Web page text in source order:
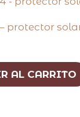
protector
AL CARRITO